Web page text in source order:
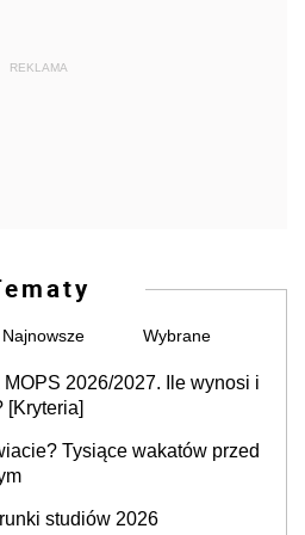
REKLAMA
Najnowsze Wybrane
2026/2027. Ile wynosi i
[Kryteria]
Tysiące wakatów przed
studiów 2026